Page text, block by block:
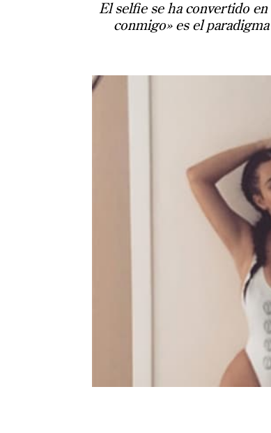
El selfie se ha convertido en
conmigo» es el